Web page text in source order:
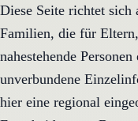
Diese Seite richtet
Familien, die für
nahestehende
unverbundene
hier eine regional